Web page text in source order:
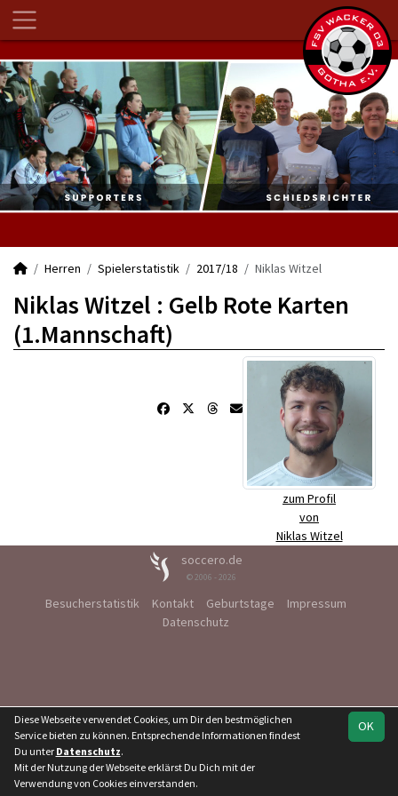
Herren Spielerstatistik 2017/18 Niklas Witzel
Niklas Witzel : Gelb Rote Karten
(1.Mannschaft)
zum Profil
von
Niklas Witzel
soccero.de
© 2006 - 2026
Besucherstatistik Kontakt Geburtstage
Impressum
Datenschutz
OK
Diese Webseite verwendet Cookies, um Dir den bestmöglichen
Service bieten zu können. Entsprechende Informationen findest
Du unter Datenschutz.
Mit der Nutzung der Webseite erklärst Du Dich mit der
Verwendung von Cookies einverstanden.